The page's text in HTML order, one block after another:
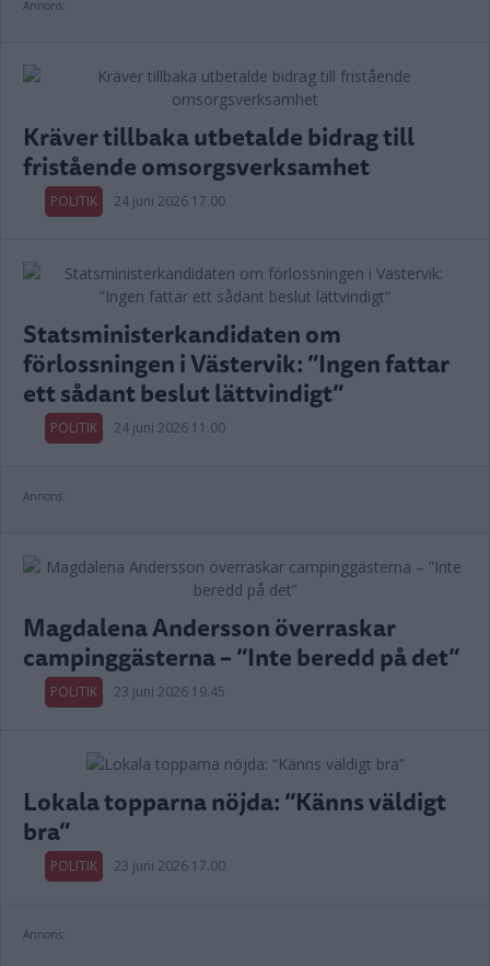
Annons:
Kräver tillbaka utbetalde bidrag till
fristående omsorgsverksamhet
POLITIK 24 juni 2026 17.00
Statsministerkandidaten om
förlossningen i Västervik: ”Ingen fattar
ett sådant beslut lättvindigt”
POLITIK 24 juni 2026 11.00
Annons:
Magdalena Andersson överraskar
campinggästerna – ”Inte beredd på det”
POLITIK 23 juni 2026 19.45
Lokala topparna nöjda: “Känns väldigt
bra”
POLITIK 23 juni 2026 17.00
Annons: